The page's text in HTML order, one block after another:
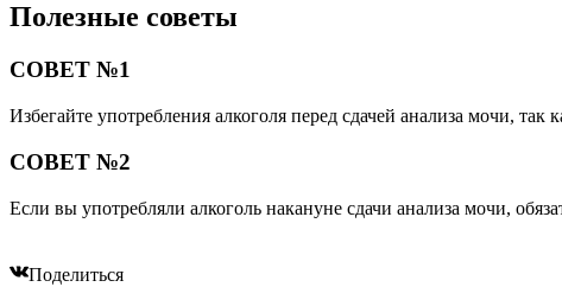
Полезные советы
СОВЕТ №1
Избегайте употребления алкоголя перед сдачей анализа мочи,
СОВЕТ №2
Если вы употребляли алкоголь накануне сдачи анализа мочи,
Поделиться